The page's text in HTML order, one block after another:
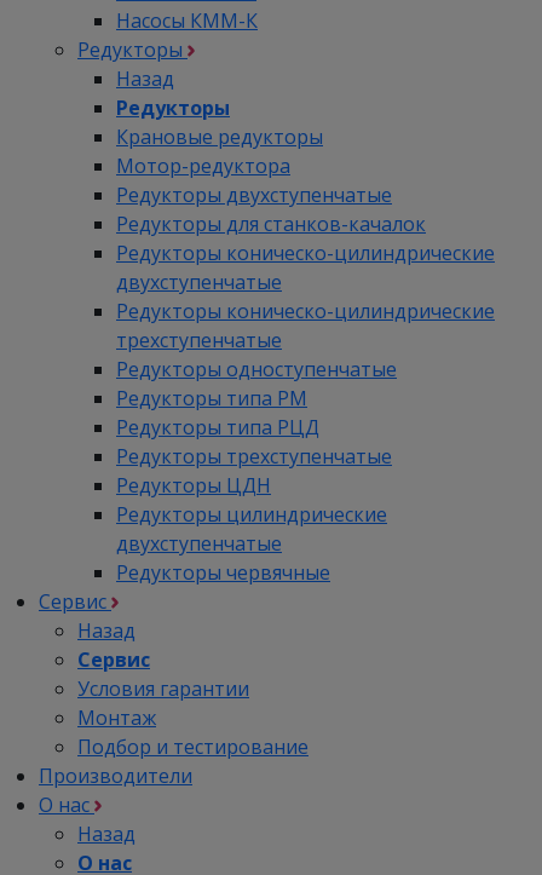
Насосы КММ-К
Редукторы
Назад
Редукторы
Крановые редукторы
Мотор-редуктора
Редукторы двухступенчатые
Редукторы для станков-качалок
Редукторы коническо-цилиндрические
двухступенчатые
Редукторы коническо-цилиндрические
трехступенчатые
Редукторы одноступенчатые
Редукторы типа РМ
Редукторы типа РЦД
Редукторы трехступенчатые
Редукторы ЦДН
Редукторы цилиндрические
двухступенчатые
Редукторы червячные
Сервис
Назад
Сервис
Условия гарантии
Монтаж
Подбор и тестирование
Производители
О нас
Назад
О нас